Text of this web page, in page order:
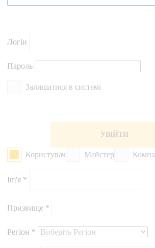
Логiн
Пароль
Залишатися в системі
УВІЙТИ
Користувач Майстер
Im'я *
Призвище *
Регіон *